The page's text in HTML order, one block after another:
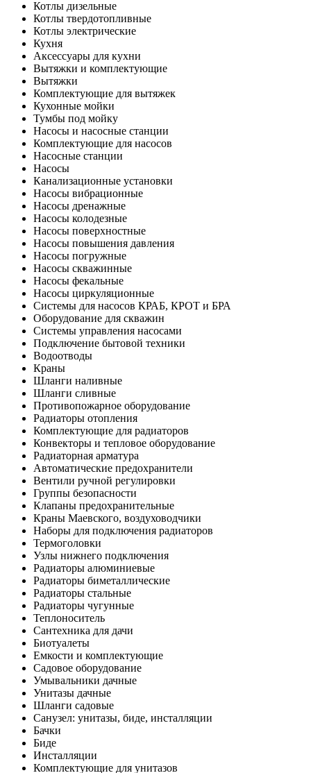
Котлы дизельные
Котлы твердотопливные
Котлы электрические
Кухня
Аксессуары для кухни
Вытяжки и комплектующие
Вытяжки
Комплектующие для вытяжек
Кухонные мойки
Тумбы под мойку
Насосы и насосные станции
Комплектующие для насосов
Насосные станции
Насосы
Канализационные установки
Насосы вибрационные
Насосы дренажные
Насосы колодезные
Насосы поверхностные
Насосы повышения давления
Насосы погружные
Насосы скважинные
Насосы фекальные
Насосы циркуляционные
Системы для насосов КРАБ, КРОТ и БРА
Оборудование для скважин
Системы управления насосами
Подключение бытовой техники
Водоотводы
Краны
Шланги наливные
Шланги сливные
Противопожарное оборудование
Радиаторы отопления
Комплектующие для радиаторов
Конвекторы и тепловое оборудование
Радиаторная арматура
Автоматические предохранители
Вентили ручной регулировки
Группы безопасности
Клапаны предохранительные
Краны Маевского, воздуховодчики
Наборы для подключения радиаторов
Термоголовки
Узлы нижнего подключения
Радиаторы алюминиевые
Радиаторы биметаллические
Радиаторы стальные
Радиаторы чугунные
Теплоноситель
Сантехника для дачи
Биотуалеты
Емкости и комплектующие
Садовое оборудование
Умывальники дачные
Унитазы дачные
Шланги садовые
Санузел: унитазы, биде, инсталляции
Бачки
Биде
Инсталляции
Комплектующие для унитазов